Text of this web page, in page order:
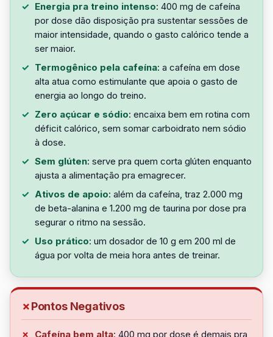
Energia pra treino intenso: 400 mg de cafeína
por dose dão disposição pra sustentar sessões de
maior intensidade, quando o gasto calórico tende a
ser maior.
Termogênico pela cafeína: a cafeína em dose
alta atua como estimulante que apoia o gasto de
energia ao longo do treino.
Zero açúcar e sódio: encaixa bem em rotina com
déficit calórico, sem somar carboidrato nem sódio
à dose.
Sem glúten: serve pra quem corta glúten enquanto
ajusta a alimentação pra emagrecer.
Ativos de apoio: além da cafeína, traz 2.000 mg
de beta-alanina e 1.200 mg de taurina por dose pra
segurar o ritmo na sessão.
Uso prático: um dosador de 10 g em 200 ml de
água por volta de meia hora antes de treinar.
Pontos Negativos
Cafeína bem alta: 400 mg por dose é demais pra